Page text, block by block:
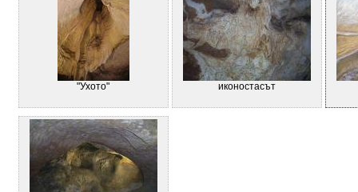
"Ухото" иконостасът